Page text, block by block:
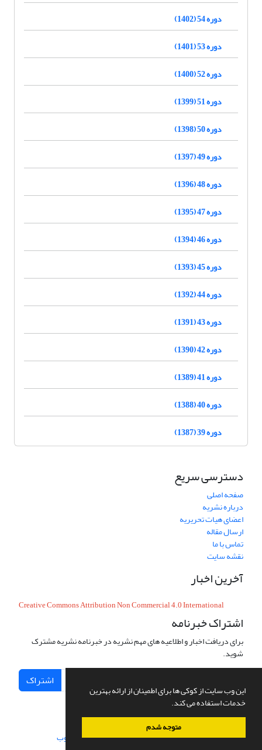
این وب سایت از کوکی ها برای اطمینان از ارائه بهترین
خدمات استفاده می کند.
متوجه شدم
دوره 54 (1402)
دوره 53 (1401)
دوره 52 (1400)
دوره 51 (1399)
دوره 50 (1398)
دوره 49 (1397)
دوره 48 (1396)
دوره 47 (1395)
دوره 46 (1394)
دوره 45 (1393)
دوره 44 (1392)
دوره 43 (1391)
دوره 42 (1390)
دوره 41 (1389)
دوره 40 (1388)
دوره 39 (1387)
دسترسی سریع
صفحه اصلی
درباره نشریه
اعضای هیات تحریریه
ارسال مقاله
تماس با ما
نقشه سایت
آخرین اخبار
Creative Commons Attribution Non Commercial 4.0 International
اشتراک خبرنامه
برای دریافت اخبار و اطلاعیه های مهم نشریه در خبرنامه نشریه مشترک
شوید.
اشتراک
سامانه مدیریت نشریات علمی.طراحی و پیاده سازی از سیناوب